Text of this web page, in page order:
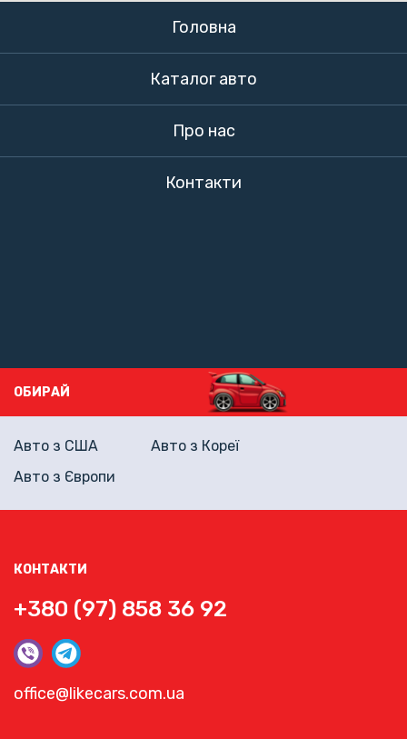
Головна
Каталог авто
Про нас
Контакти
КОНТАКТИ
+380 (97) 858 36 92
office@likecars.com.ua
ОБИРАЙ
Авто з США
Авто з Кореї
Авто з Європи